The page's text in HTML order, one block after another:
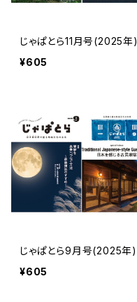
じゃぱとら11月号(2025年)
¥605
じゃぱとら9月号(2025年)
¥605